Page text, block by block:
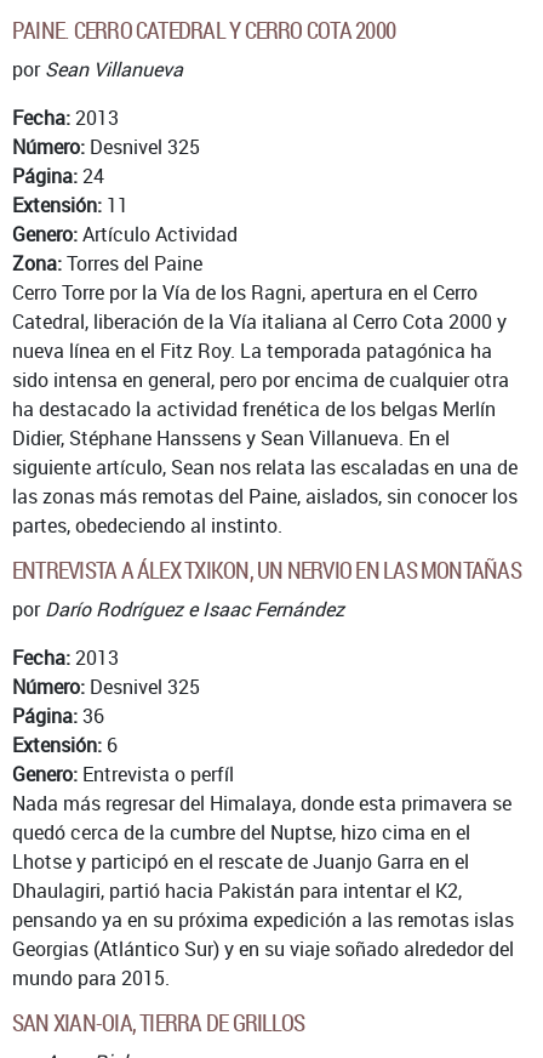
PAINE. CERRO CATEDRAL Y CERRO COTA 2000
porSean Villanueva
Fecha:2013
Número: Desnivel 325
Página:24
Extensión: 11
Genero:Artículo Actividad
Zona:Torres del Paine
Cerro Torre por la Vía de los Ragni, apertura en el Cerro
Catedral, liberación de la Vía italiana al Cerro Cota 2000 y
nueva línea en el Fitz Roy. La temporada patagónica ha
sido intensa en general, pero por encima de cualquier otra
ha destacado la actividad frenética de los belgas Merlín
Didier, Stéphane Hanssens y Sean Villanueva. En el
siguiente artículo, Sean nos relata las escaladas en una de
las zonas más remotas del Paine, aislados, sin conocer los
partes, obedeciendo al instinto.
ENTREVISTA A ÁLEX TXIKON, UN NERVIO EN LAS MONTAÑAS
porDarío Rodríguez e Isaac Fernández
Fecha:2013
Número: Desnivel 325
Página:36
Extensión: 6
Genero: Entrevista o perfíl
Nada más regresar del Himalaya, donde esta primavera se
quedó cerca de la cumbre del Nuptse, hizo cima en el
Lhotse y participó en el rescate de Juanjo Garra en el
Dhaulagiri, partió hacia Pakistán para intentar el K2,
pensando ya en su próxima expedición a las remotas islas
Georgias (Atlántico Sur) y en su viaje soñado alrededor del
mundo para 2015.
SAN XIAN-OIA, TIERRA DE GRILLOS